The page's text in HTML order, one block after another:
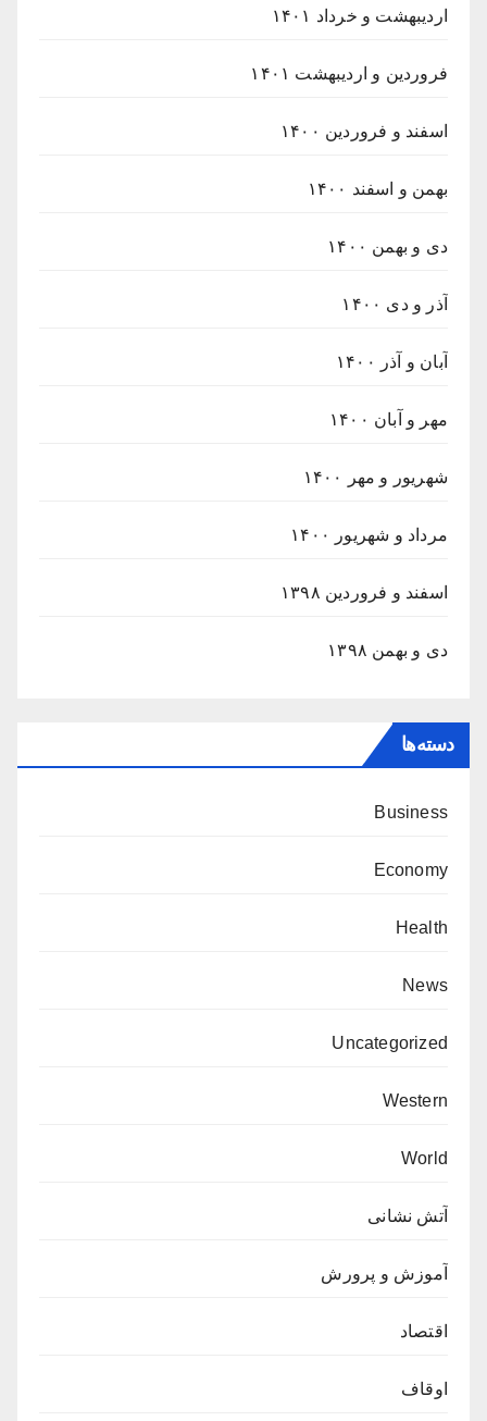
اردیبهشت و خرداد ۱۴۰۱
فروردین و اردیبهشت ۱۴۰۱
اسفند و فروردین ۱۴۰۰
بهمن و اسفند ۱۴۰۰
دی و بهمن ۱۴۰۰
آذر و دی ۱۴۰۰
آبان و آذر ۱۴۰۰
مهر و آبان ۱۴۰۰
شهریور و مهر ۱۴۰۰
مرداد و شهریور ۱۴۰۰
اسفند و فروردین ۱۳۹۸
دی و بهمن ۱۳۹۸
دسته‌ها
Business
Economy
Health
News
Uncategorized
Western
World
آتش نشانی
آموزش و پرورش
اقتصاد
اوقاف